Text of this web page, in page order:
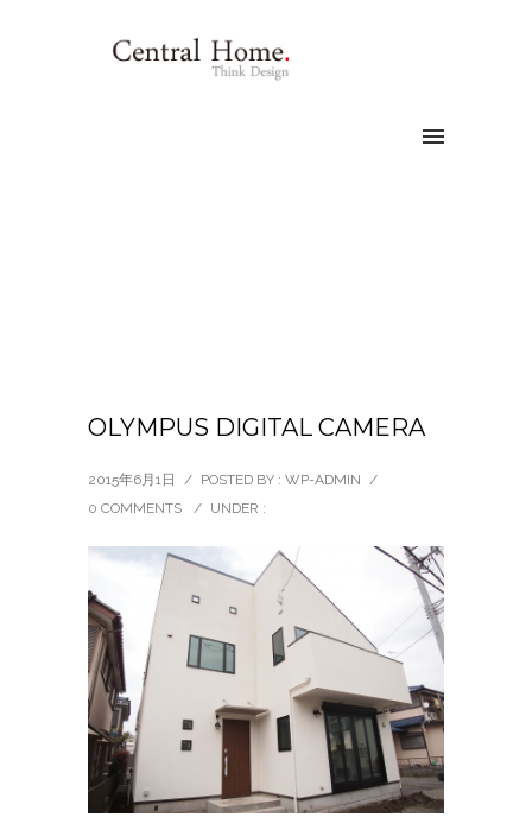
OLYMPUS DIGITAL CAMERA
2015年6月1日 / POSTED BY : WP-ADMIN /
0 COMMENTS
/ UNDER :